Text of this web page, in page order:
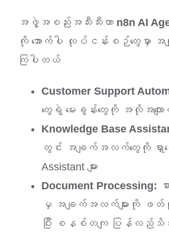
အဖွဲ့အစည်းအသီးသီးဟာ n8n AI
ကို အောက်ပါ လုပ်ငန်းစဉ်တွေမှာ အက
ကြပါတယ်
Customer Support
တွေရဲ့ မေးခွန်းတွေကို အလိုအလျောက် ဖ
Knowledge Base
တွင်း အချက်အလက်တွေကို ရှာဖွေဖ
Assistant များ
Document Processing:
မှ အချက်အလက်များကို ဖတ်
ပြီး စနစ်တကျ ပြန်လည်သိမ်